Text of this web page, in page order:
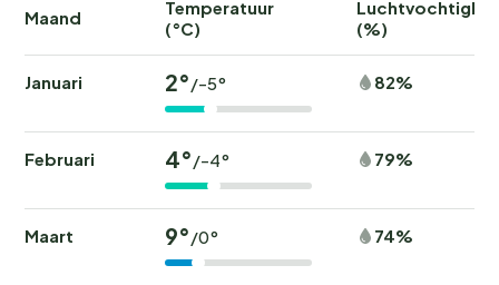
Maand
Temperatuur
(°C)
(%)
Januari 2° /-5° 82%
Februari 4° /-4° 79%
Maart 9° /0° 74%